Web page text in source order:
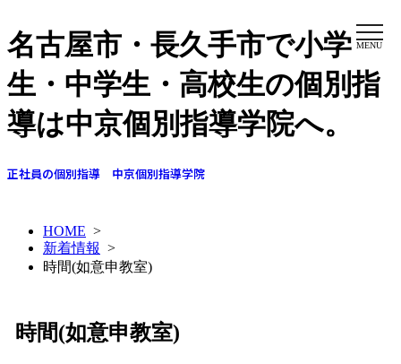
名古屋市・長久手市で小学
生・中学生・高校生の個別指
導は中京個別指導学院へ。
正社員の個別指導 中京個別指導学院
MENU
HOME >
新着情報 >
時間(如意申教室)
時間(如意申教室)